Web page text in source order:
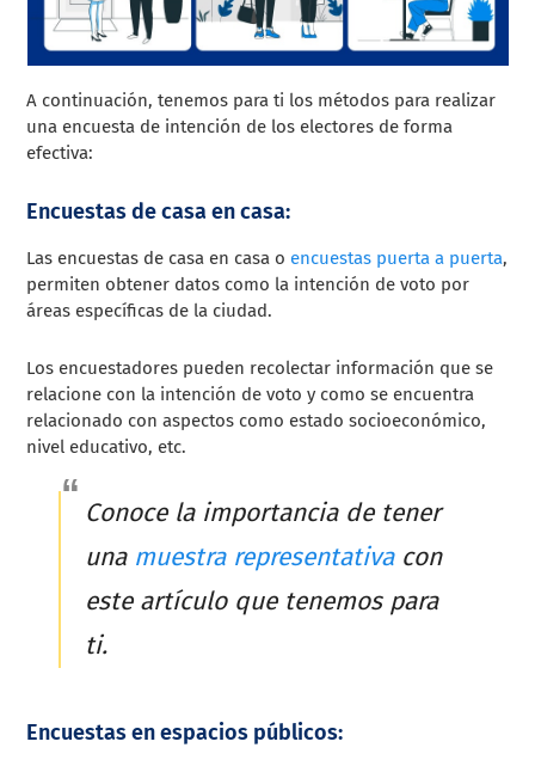
A continuación, tenemos para ti los métodos para realizar
una encuesta de intención de los electores de forma
efectiva:
Encuestas de casa en casa:
Las encuestas de casa en casa o encuestas puerta a puerta,
permiten obtener datos como la intención de voto por
áreas específicas de la ciudad.
Los encuestadores pueden recolectar información que se
relacione con la intención de voto y como se encuentra
relacionado con aspectos como estado socioeconómico,
nivel educativo, etc.
Conoce la importancia de tener
una muestra representativacon
este artículo que tenemos para
ti.
Encuestas en espacios públicos: